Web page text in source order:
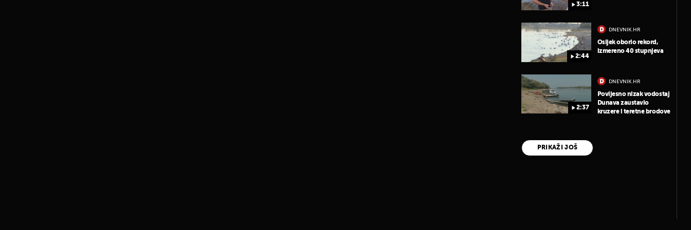
3:11
2:44
DNEVNIK.HR
Osijek oborio rekord,
izmereno 40 stupnjeva
2:37
DNEVNIK.HR
Povijesno nizak vodostaj
Dunava zaustavio
kruzere i teretne brodove
PRIKAŽI JOŠ